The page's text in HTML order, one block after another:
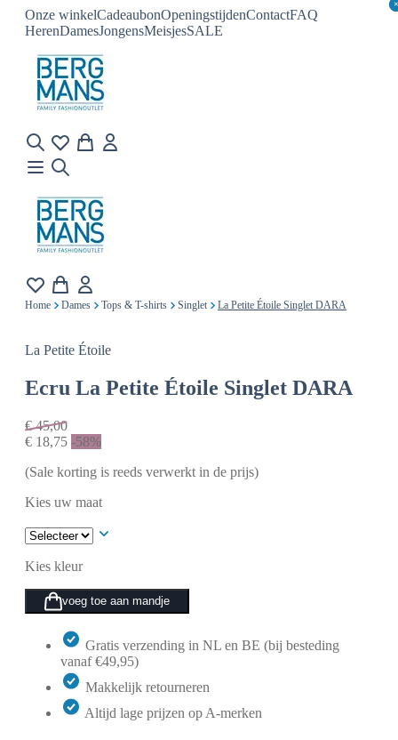
Onze winkelCadeaubonOpeningstijdenContactFAQ
HerenDamesJongensMeisjesSALE
×
×
Home Dames Tops & T-shirts Singlet La Petite Étoile Singlet DARA
La Petite Étoile
Ecru La Petite Étoile Singlet DARA
€45,00
€ 18,75 -58%
(Sale korting is reeds verwerkt in de prijs)
Kies uw maat
Kies kleur
voeg toe aan mandje
Gratis verzending in NL en BE (bij besteding
vanaf €49,95)
Makkelijk retourneren
Altijd lage prijzen op A-merken